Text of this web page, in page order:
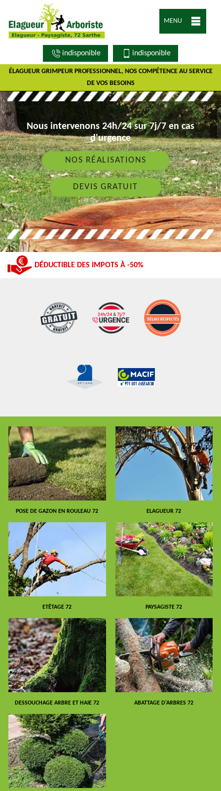
ÉLAGUEUR GRIMPEUR PROFESSIONNEL, NOS COMPÉTENCE AU SERVICE
DE VOS BESOINS
MENU
indisponible indisponible
Nous intervenons 24h/24 sur 7j/7 en cas
d'urgence
NOS RÉALISATIONS
DEVIS GRATUIT
DÉDUCTIBLE DES IMPOTS À -50%
POSE DE GAZON EN ROULEAU 72 ELAGUEUR 72
ETÊTAGE 72 PAYSAGISTE 72
DESSOUCHAGE ARBRE ET HAIE 72 ABATTAGE D'ARBRES 72